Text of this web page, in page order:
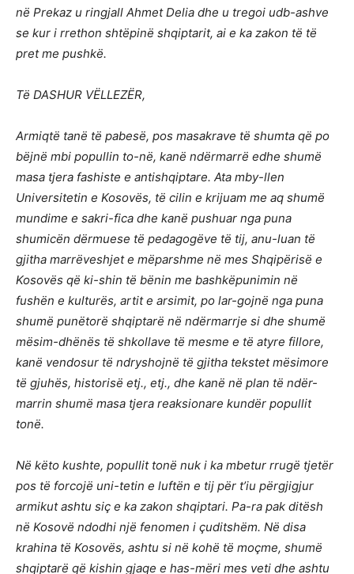
në Prekaz u ringjall Ahmet Delia dhe u tregoi udb-ashve
se kur i rrethon shtëpinë shqiptarit, ai e ka zakon të të
pret me pushkë.
Të DASHUR VËLLEZËR,
Armiqtë tanë të pabesë, pos masakrave të shumta që po
bëjnë mbi popullin to-në, kanë ndërmarrë edhe shumë
masa tjera fashiste e antishqiptare. Ata mby-llen
Universitetin e Kosovës, të cilin e krijuam me aq shumë
mundime e sakri-fica dhe kanë pushuar nga puna
shumicën dërmuese të pedagogëve të tij, anu-luan të
gjitha marrëveshjet e mëparshme në mes Shqipërisë e
Kosovës që ki-shin të bënin me bashkëpunimin në
fushën e kulturës, artit e arsimit, po lar-gojnë nga puna
shumë punëtorë shqiptarë në ndërmarrje si dhe shumë
mësim-dhënës të shkollave të mesme e të atyre fillore,
kanë vendosur të ndryshojnë të gjitha tekstet mësimore
të gjuhës, historisë etj., etj., dhe kanë në plan të ndër-
marrin shumë masa tjera reaksionare kundër popullit
tonë.
Në këto kushte, popullit tonë nuk i ka mbetur rrugë tjetër
pos të forcojë uni-tetin e luftën e tij për t’iu përgjigjur
armikut ashtu siç e ka zakon shqiptari. Pa-ra pak ditësh
në Kosovë ndodhi një fenomen i çuditshëm. Në disa
krahina të Kosovës, ashtu si në kohë të moçme, shumë
shqiptarë që kishin gjaqe e has-mëri mes veti dhe ashtu